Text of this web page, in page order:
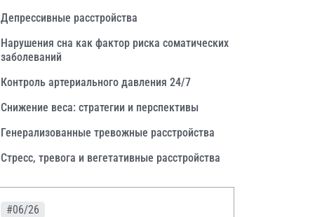
Депрессивные расстройства
Нарушения сна как фактор риска соматических
заболеваний
Контроль артериального давления 24/7
Снижение веса: стратегии и перспективы
Генерализованные тревожные расстройства
Стресс, тревога и вегетативные расстройства
#06/26